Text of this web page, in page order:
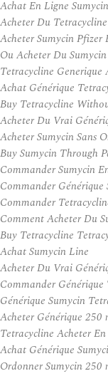
Achat En Ligne Sumycin
Acheter Du
Acheter Sumycin Pfizer
Ou Acheter Du
Tetracycline Generique
Achat Générique
Buy Tetracycline
Acheter Du Vrai
Acheter Sumycin Sans
Buy Sumycin Through
Commander Sumycin
Commander Générique
Commander
Comment Acheter Du
Buy Tetracycline
Achat Sumycin Line
Acheter Du Vrai
Commander Générique
Générique Sumycin
Acheter Générique 250
Tetracycline Acheter
Achat Générique
Ordonner Sumycin 250